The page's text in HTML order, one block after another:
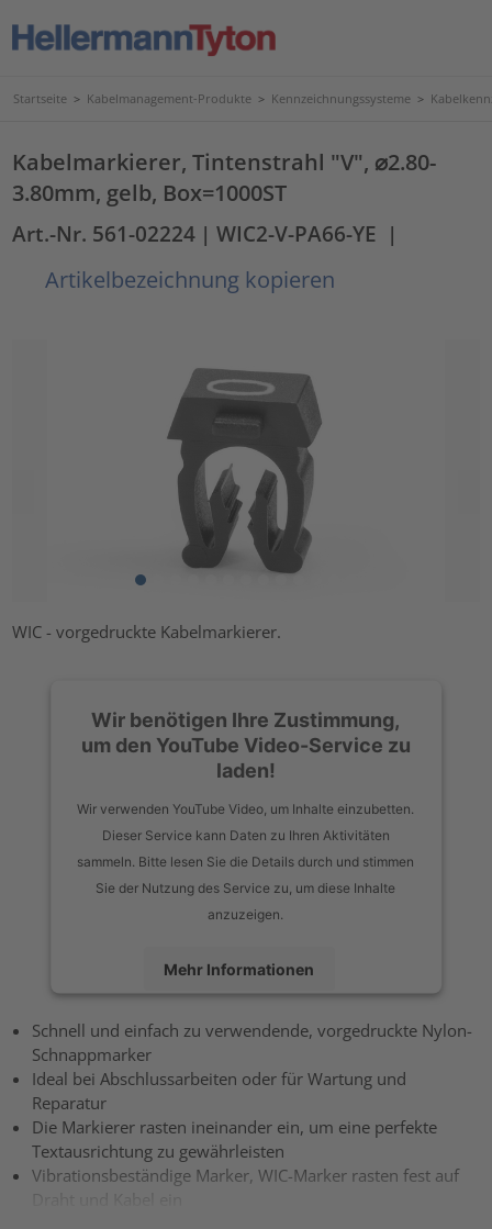
Startseite > Kabelmanagement-Produkte > Kennzeichnungssysteme >
Kabelmarkierer, Tintenstrahl "V", ⌀2.80-
3.80mm, gelb, Box=1000ST
Art.-Nr. 561-02224 | WIC2-V-PA66-YE |
Artikelbezeichnung kopieren
WIC - vorgedruckte Kabelmarkierer.
Wir benötigen Ihre Zustimmung,
um den YouTube Video-Service zu
laden!
Wir verwenden YouTube Video, um Inhalte einzubetten.
Dieser Service kann Daten zu Ihren Aktivitäten
sammeln. Bitte lesen Sie die Details durch und stimmen
Sie der Nutzung des Service zu, um diese Inhalte
anzuzeigen.
Mehr Informationen
Akzeptieren
powered by
Schnell und einfach zu verwendende, vorgedruckte Nylon-
Schnappmarker
Ideal bei Abschlussarbeiten oder für Wartung und
Reparatur
Die Markierer rasten ineinander ein, um eine perfekte
Textausrichtung zu gewährleisten
Vibrationsbeständige Marker, WIC-Marker rasten fest auf